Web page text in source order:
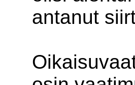
antanut